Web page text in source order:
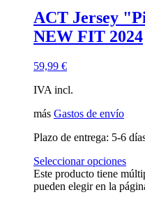
ACT Jersey
NEW FIT 2024
59,99 €
IVA incl.
más Gastos de envío
Plazo de entrega: 5-6
Seleccionar opciones
Este producto tiene
pueden elegir en la